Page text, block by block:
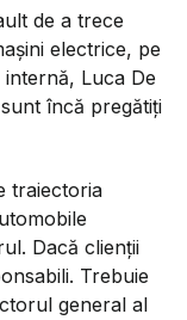
de a trece
electrice, pe
Luca De
încă pregătiți
traiectoria
Dacă clienţii
Trebuie
general al